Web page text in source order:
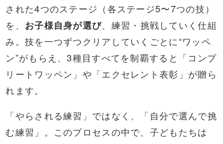
された4つのステージ（各ステージ5〜7つの技）
を、 お子様自身が選び、練習・挑戦していく仕組
み。技を一つずつクリアしていくごとに“ワッペ
ン”がもらえ、3種目すべてを制覇すると「コンプ
リートワッペン」や「エクセレント表彰」が贈ら
れます。
「やらされる練習」ではなく、「自分で選んで挑
む練習」。このプロセスの中で、子どもたちは